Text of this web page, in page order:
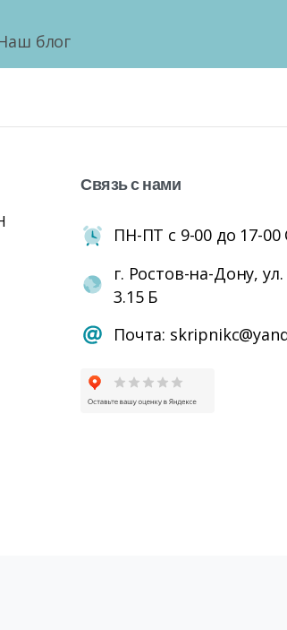
блог
Связьснами
ПН-ПТ с 9-00 до 17-
г. Ростов-на-Дону,
3.15 Б
Почта: